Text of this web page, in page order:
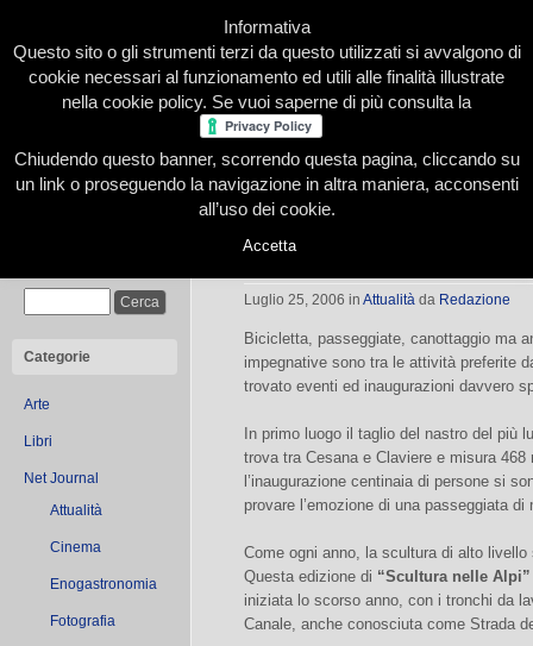
Home Presentazione Redazione Le nostre firme
Categorie
Arte
Libri
Net Journal
Attualità
Cinema
Enogastronomia
Fotografia
Tutto esaurito sulle montagne
Luglio 25, 2006 in Attualità da Redazione
Bicicletta, passeggiate, canottaggio ma
impegnative sono tra le attività preferite
trovato eventi ed inaugurazioni davvero
In primo luogo il taglio del nastro del più
trova tra Cesana e Claviere e misura
l’inaugurazione centinaia di persone si
provare l’emozione di una passeggiata
Come ogni anno, la scultura di alto
Questa edizione di “Scultura nelle Alpi”
iniziata lo scorso anno, con i tronchi da
Canale, anche conosciuta come Strada
Informativa
Questo sito o gli strumenti terzi da questo utilizzati si avvalgono di
cookie necessari al funzionamento ed utili alle finalità illustrate
nella cookie policy. Se vuoi saperne di più consulta la
Chiudendo questo banner, scorrendo questa pagina, cliccando su
un link o proseguendo la navigazione in altra maniera, acconsenti
all’uso dei cookie.
Accetta